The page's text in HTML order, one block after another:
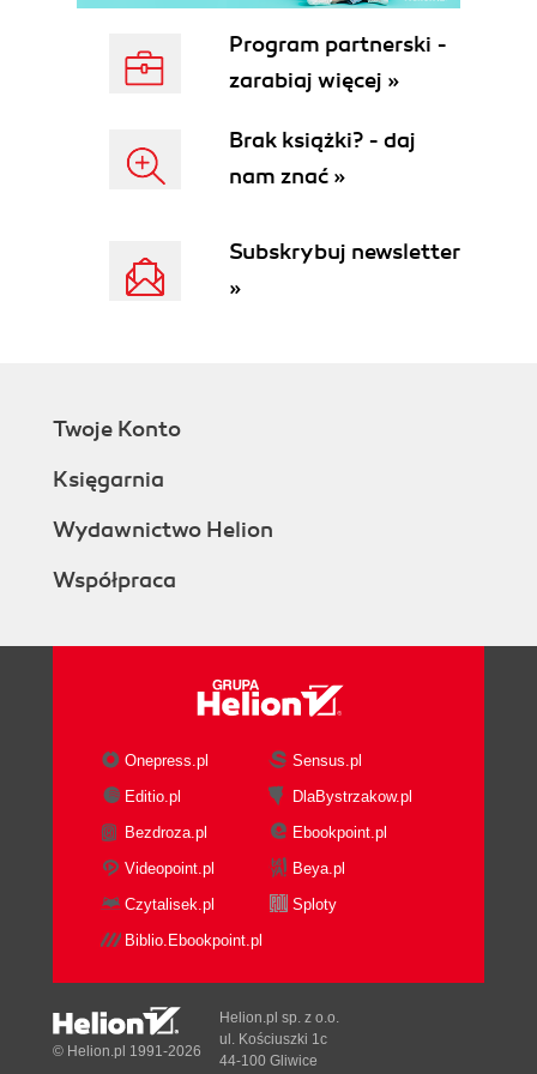
Renderowanie kompozycji (67)
3. Animowanie tekstu
Warstwy tekstowe (78)
Tworzenie i formatowanie tekstu punktowego (79)
Animowanie za pomocą kluczy skalowania (84)
Animowanie za pomocą relacji dziedziczenia (86)
Animowanie odległości między literami (93)
Korzystanie z grupy animatorów tekstu (96)
Animowanie ruchu po ścieżce warstwy z obrazem
Dodawanie rozmycia w ruchu (102)
(103)
4. Warstwy kształtu
Zaczynamy (108)
Tworzenie warstwy kształtu (109)
Tworzenie własnych kształtów (113)
Tworzenie gwiazd (118)
Dołączanie warstw z obrazem wideo i dźwiękiem
(122)
Dodawanie paska tytułowego (126)
Eksperymentowanie z funkcją Brainstorm (129)
5. Animowanie prezentacji multimedialnej
Tematyka lekcji (134)
Program partnerski -
zarabiaj więcej »
Brak książki? - daj
nam znać »
Subskrybuj newsletter
»
Twoje Konto
Księgarnia
Wydawnictwo Helion
Współpraca
Onepress.pl
Sensus.pl
Editio.pl
DlaBystrzakow.pl
Bezdroza.pl
Ebookpoint.pl
Videopoint.pl
Beya.pl
Czytalisek.pl
Sploty
Biblio.Ebookpoint.pl
© Helion.pl 1991-2026
Helion.pl sp. z o.o.
ul. Kościuszki 1c
44-100 Gliwice